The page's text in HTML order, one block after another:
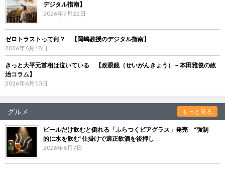
デジタル指南】
2026年7月22日
ゼロトラストって何？ 【岡嶋教授のデジタル指南】
2026年6月18日
きっと大平元首相は泣いている 【政眼鏡（せいがんきょう）－本田雅俊の政
治コラム】
2026年6月10日
グルメ もっと見る
ビールだけ飲むと倒れる「ふらつくビアグラス」発売 “強制
的に水を飲む”仕掛けで適正飲酒を後押し
2026年8月7日